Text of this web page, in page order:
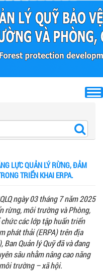
LỰC QUẢN LÝ RỪNG, ĐẢM
TRIỂN KHAI ERPA.
ngày 03 tháng 7 năm 2025
rừng, môi trường và Phòng,
các lớp tập huấn triển
phát thải (ERPA) trên địa
Quản lý Quỹ đã và đang
sâu nhằm nâng cao năng
trường – xã hội.